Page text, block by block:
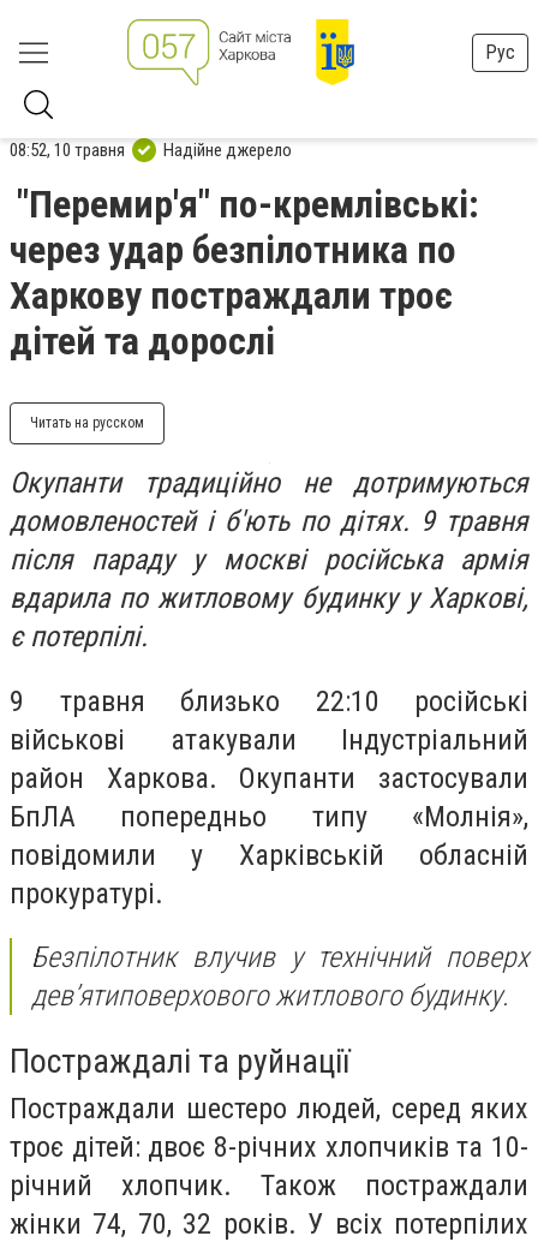
Рус
08:52, 10 травня Надійне джерело
"Перемир'я" по-кремлівські:
через удар безпілотника по
Харкову постраждали троє
дітей та дорослі
Читать на русском
Окупанти традиційно не дотримуються
домовленостей і б'ють по дітях. 9 травня
після параду у москві російська армія
вдарила по житловому будинку у Харкові,
є потерпілі.
9 травня близько 22:10 російські
військові атакували Індустріальний
район Харкова. Окупанти застосували
БпЛА попередньо типу «Молнія»,
повідомили у Харківській обласній
прокуратурі.
Безпілотник влучив у технічний поверх
девʼятиповерхового житлового будинку.
Постраждалі та руйнації
Постраждали шестеро людей, серед яких
троє дітей: двоє 8-річних хлопчиків та 10-
річний хлопчик. Також постраждали
жінки 74, 70, 32 років. У всіх потерпілих